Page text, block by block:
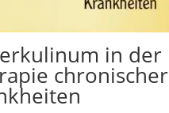
in der
chronischer